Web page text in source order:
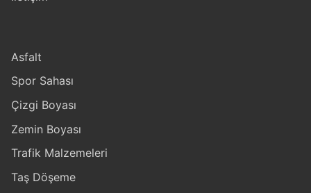
Asfalt
Spor Sahası
Çizgi Boyası
Zemin Boyası
Trafik Malzemeleri
Taş Döşeme